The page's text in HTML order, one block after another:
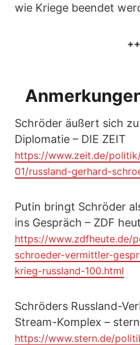
wie Kriege beendet
Schröder äußert sich
Diplomatie – DIE ZEIT
https://www.zeit.de/
01/russland-gerhard-
Putin bringt Schröder
ins Gespräch – ZDF
https://www.zdfheute.de/
schroeder-vermittler-
krieg-russland-100.html
Schröders Russland-
Stream-Komplex – stern
https://www.stern.de/